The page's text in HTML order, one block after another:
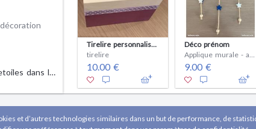
des etoiles dans les yeux
Tirelire personnalisée
tirelire
10.00 €
Déco prénom
Applique murale - ampoule(s)
9.00 €
et d’autres technologies similaires dans un but de performance, de